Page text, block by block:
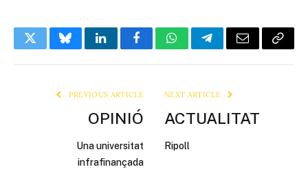
TwitterBlueskyLinkedInFacebookWhatsAppTelegramEmail Copy
PREVIOUS ARTICLE
OPINIÓ
Una universitat
infrafinançada
NEXT ARTICLE
ACTUALITAT
Ripoll